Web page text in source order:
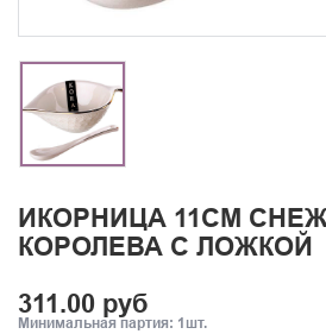
ИКОРНИЦА 11СМ
КОРОЛЕВА С ЛОЖКОЙ
311.00 руб
Минимальная партия: 1шт.